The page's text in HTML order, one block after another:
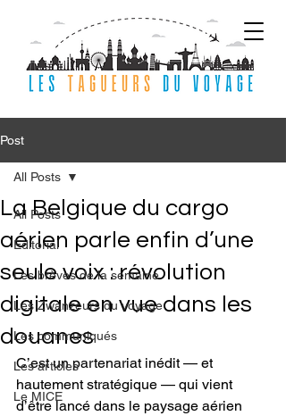
Post
All Posts
Editorial
Les brèves de la semaine
Les Zwanzeurs du voyage
Les communiqués
Les articles
Le MICE
All Posts
La Belgique du cargo
aérien parle enfin d’une
seule voix : révolution
digitale en vue dans les
douanes
C’est un partenariat inédit — et
hautement stratégique — qui vient
d’être lancé dans le paysage aérien